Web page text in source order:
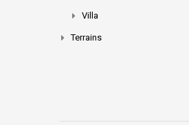
Villa
Terrains